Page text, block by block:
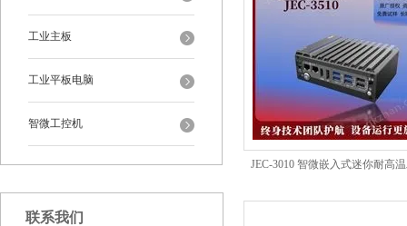
工业主板
工业平板电脑
智微工控机
联系我们
JEC-3010 智微嵌入式迷你耐高